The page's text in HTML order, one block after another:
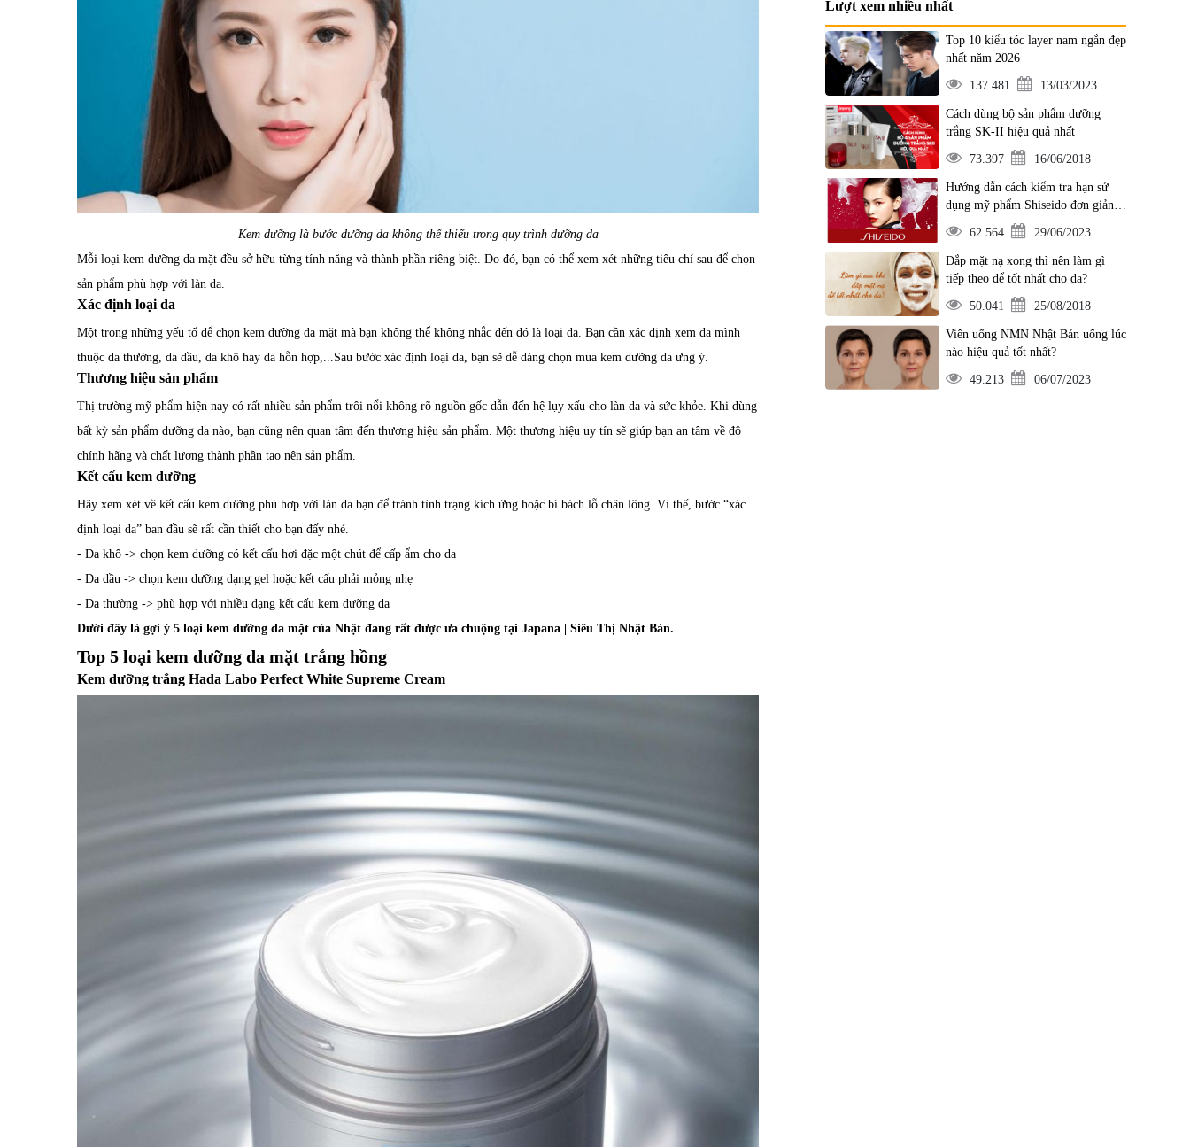
Kem dưỡng là bước dưỡng da không thể thiếu trong quy trình dưỡng da
Mỗi loại kem dưỡng da mặt đều sở hữu từng tính năng và thành phần riêng biệt. Do đó, bạn có thể xem xét những tiêu chí sau để chọn
sản phẩm phù hợp với làn da.
Xác định loại da
Một trong những yếu tố để chọn kem dưỡng da mặt mà bạn không thể không nhắc đến đó là loại da. Bạn cần xác định xem da mình
thuộc da thường, da dầu, da khô hay da hỗn hợp,...Sau bước xác định loại da, bạn sẽ dễ dàng chọn mua kem dưỡng da ưng ý.
Thương hiệu sản phẩm
Thị trường mỹ phẩm hiện nay có rất nhiều sản phẩm trôi nổi không rõ nguồn gốc dẫn đến hệ lụy xấu cho làn da và sức khỏe. Khi dùng
bất kỳ sản phẩm dưỡng da nào, bạn cũng nên quan tâm đến thương hiệu sản phẩm. Một thương hiệu uy tín sẽ giúp bạn an tâm về độ
chính hãng và chất lượng thành phần tạo nên sản phẩm.
Kết cấu kem dưỡng
Hãy xem xét về kết cấu kem dưỡng phù hợp với làn da bạn để tránh tình trạng kích ứng hoặc bí bách lỗ chân lông. Vì thế, bước “xác
định loại da” ban đầu sẽ rất cần thiết cho bạn đấy nhé.
- Da khô -> chọn kem dưỡng có kết cấu hơi đặc một chút để cấp ẩm cho da
- Da dầu -> chọn kem dưỡng dạng gel hoặc kết cấu phải mỏng nhẹ
- Da thường -> phù hợp với nhiều dạng kết cấu kem dưỡng da
Dưới đây là gợi ý 5 loại kem dưỡng da mặt của Nhật đang rất được ưa chuộng tại Japana | Siêu Thị Nhật Bản.
Top 5 loại kem dưỡng da mặt trắng hồng
Kem dưỡng trắng Hada Labo Perfect White Supreme Cream
Lượt xem nhiều nhất
Top 10 kiểu tóc layer nam ngắn đẹp
nhất năm 2026
137.481 13/03/2023
Cách dùng bộ sản phẩm dưỡng
trắng SK-II hiệu quả nhất
73.397 16/06/2018
Hướng dẫn cách kiểm tra hạn sử
dụng mỹ phẩm Shiseido đơn giản
nhất
62.564 29/06/2023
Đắp mặt nạ xong thì nên làm gì
tiếp theo để tốt nhất cho da?
50.041 25/08/2018
Viên uống NMN Nhật Bản uống lúc
nào hiệu quả tốt nhất?
49.213 06/07/2023